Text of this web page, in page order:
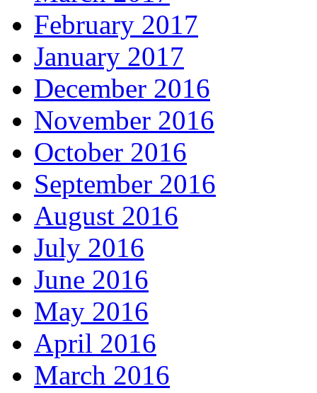
February 2017
January 2017
December 2016
November 2016
October 2016
September 2016
August 2016
July 2016
June 2016
May 2016
April 2016
March 2016